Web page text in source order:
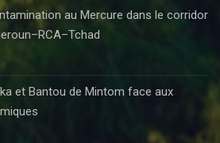
au Mercure dans le corridor
et Bantou de Mintom face aux